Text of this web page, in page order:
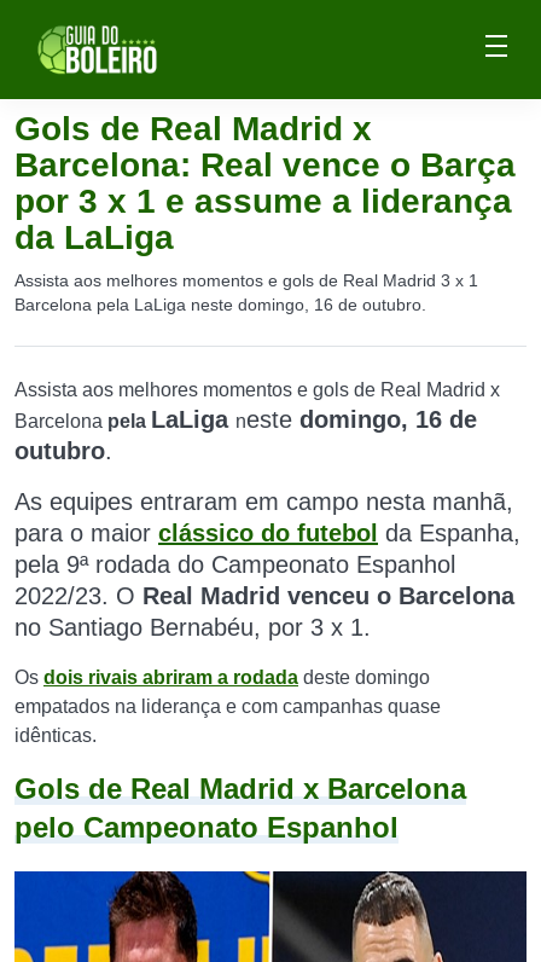
Gols de Real Madrid x
Barcelona: Real vence o Barça
por 3 x 1 e assume a liderança
da LaLiga
Assista aos melhores momentos e gols de Real Madrid 3 x 1
Barcelona pela LaLiga neste domingo, 16 de outubro.
Assista aos melhores momentos e gols de Real Madrid x
Barcelona pela LaLiga neste domingo, 16 de
outubro.
As equipes entraram em campo nesta manhã,
para o maior clássico do futebol da Espanha,
pela 9ª rodada do Campeonato Espanhol
2022/23. O Real Madrid venceu o Barcelona
no Santiago Bernabéu, por 3 x 1.
Os dois rivais abriram a rodada deste domingo
empatados na liderança e com campanhas quase
idênticas.
Gols de Real Madrid x Barcelona
pelo Campeonato Espanhol